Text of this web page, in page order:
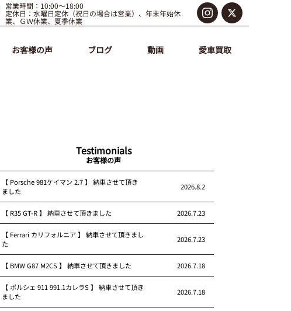
営業時間：10:00～18:00
定休日：水曜日定休（祝日の場合は営業）、年末年始休
業、ＧＷ休業、夏季休業
お客様の声 ブログ 動画 愛車買取
Testimonials
お客様の声
【 Porsche 981ケイマン 2.7 】 納車させて頂き
ました
2026.8.2
【 R35 GT-R 】 納車させて頂きました 2026.7.23
【 Ferrari カリフォルニア 】 納車させて頂きまし
た
2026.7.23
【 BMW G87 M2CS 】 納車させて頂きました 2026.7.18
【 ポルシェ 911 991.1カレラS 】 納車させて頂き
ました
2026.7.18